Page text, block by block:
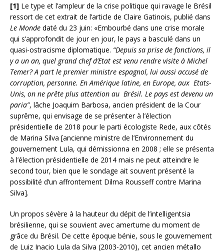
[1] Le type et l’ampleur de la crise politique qui ravage le Brésil
ressort de cet extrait de l’article de Claire Gatinois, publié dans
Le Monde daté du 23 juin: «Embourbé dans une crise morale
qui s’approfondit de jour en jour, le pays a basculé dans un
quasi-ostracisme diplomatique. “Depuis sa prise de fonctions, il
y a un an, quel grand chef d’Etat est venu rendre visite à Michel
Temer? A part le premier ministre espagnol, lui aussi accusé de
corruption, personne. En Amérique latine, en Europe, aux Etats-
Unis, on ne prête plus attention au Brésil. Le pays est devenu un
paria”, lâche Joaquim Barbosa, ancien président de la Cour
suprême, qui envisage de se présenter à l’élection
présidentielle de 2018 pour le parti écologiste Rede, aux côtés
de Marina Silva [ancienne ministre de l’Environnement du
gouvernement Lula, qui démissionna en 2008 ; elle se présenta
à l’élection présidentielle de 2014 mais ne peut atteindre le
second tour, bien que le sondage ait souvent présenté la
possibilité d’un affrontement Dilma Rousseff contre Marina
Silva].
Un propos sévère à la hauteur du dépit de l’intelligentsia
brésilienne, qui se souvient avec amertume du moment de
grâce du Brésil. De cette époque bénie, sous le gouvernement
de Luiz Inacio Lula da Silva (2003-2010), cet ancien métallo